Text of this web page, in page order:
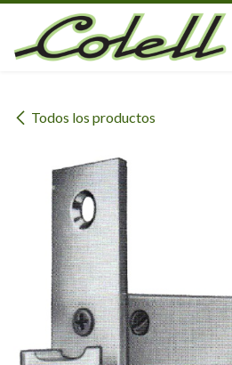
Ir al contenido
Todos los productos